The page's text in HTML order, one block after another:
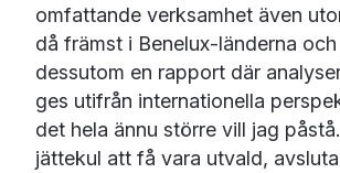
omfattande verksamhet även
då främst i Benelux-länderna
dessutom en rapport där
ges utifrån internationella
det hela ännu större vill jag
jättekul att få vara utvald,